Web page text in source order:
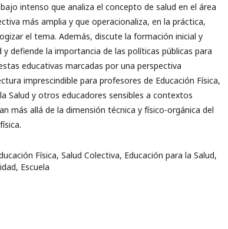
intenso que analiza el concepto de salud en el área
más amplia y que operacionaliza, en la práctica,
el tema. Además, discute la formación inicial y
y defiende la importancia de las políticas públicas para
educativas marcadas por una perspectiva
imprescindible para profesores de Educación Física,
Salud y otros educadores sensibles a contextos
más allá de la dimensión técnica y físico-orgánica del
Física, Salud Colectiva, Educación para la Salud,
Escuela